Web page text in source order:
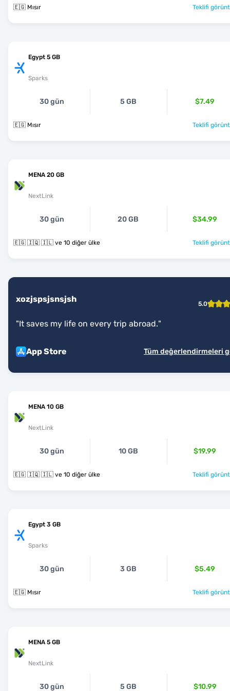
🇪🇬 Mısır Teklifi
Egypt 5 GB
Sparks
30 gün 5 GB $7.49
🇪🇬 Mısır Teklifi
MENA 20 GB
NextLink
30 gün 20 GB $34.99
🇪🇬 🇮🇶 🇮🇱 ve 10 diğer ülke Teklifi
xozjspsjsnsjsh 5.0
"It saves my life on every trip abroad."
App Store Tüm değerlendirmeleri
MENA 10 GB
NextLink
30 gün 10 GB $19.99
🇪🇬 🇮🇶 🇮🇱 ve 10 diğer ülke Teklifi
Egypt 3 GB
Sparks
30 gün 3 GB $5.49
🇪🇬 Mısır Teklifi
MENA 5 GB
NextLink
30 gün 5 GB $10.99